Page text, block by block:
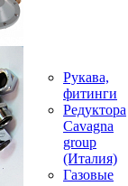
Рукава,
фитинги
Редуктора
Cavagna
group
(Италия)
Газовые